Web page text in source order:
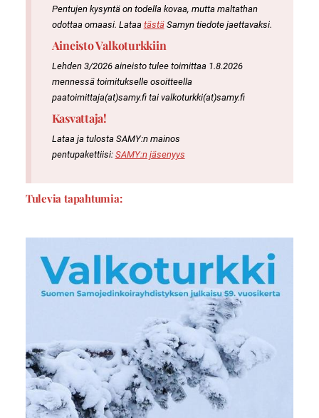
Pentujen kysyntä on todella kovaa, mutta maltathan
odottaa omaasi. Lataa tästäSamyn tiedote jaettavaksi.
Aineisto Valkoturkkiin
Lehden 3/2026 aineisto tulee toimittaa 1.8.2026
mennessä toimitukselle osoitteella
paatoimittaja(at)samy.fi tai valkoturkki(at)samy.fi
Kasvattaja!
Lataa ja tulosta SAMY:n mainos
pentupakettiisi: SAMY:n jäsenyys
Tulevia tapahtumia: